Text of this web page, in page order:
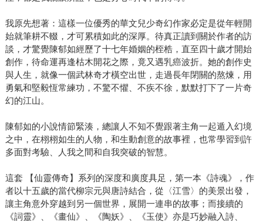
我原先想著：這樣一位優秀的華文兒少奇幻作家必定是從年輕開
始就筆耕不輟，才可累積如此的深厚。待真正讀到關於作者的訪
談，才驚覺陳郁如經歷了十七年婚姻的桎梏，直至四十歲才開始
創作，待命運再逢枯木開花之際，竟又遇乳癌波折。她的創作史
與人生，就像一個武林奇才橫空出世，走過長年閉關的熬煉，用
勇氣和堅毅恆常練功，不驚不懼、不疾不徐，默默打下了一片奇
幻的江山。
陳郁如的小說情節緊湊，總讓人不知不覺跟著主角一起遁入幻境
之中，在栩栩如生的人物，和生動創意的故事裡，也常學習到許
多面對考驗、人我之間和自我突破的智慧。
這套 【仙靈傳奇】系列的深度和廣度具足，第一本《詩魂》，作
者以十五歲的當代柳宗元與唐詩結合，從〈江雪〉的美景出發，
讓主角意外穿越到另一個世界，展開一連串的故事；而接續的
《詞靈》、《畫仙》、《陶妖》、《玉使》亦是巧妙融入詩、